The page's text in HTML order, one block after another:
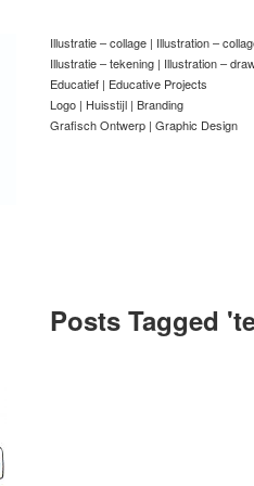
Illustratie – collage | Illustration –
Illustratie – tekening | Illustration –
Educatief | Educative Projects
Logo | Huisstijl | Branding
Grafisch Ontwerp | Graphic Design
Posts Tagged '